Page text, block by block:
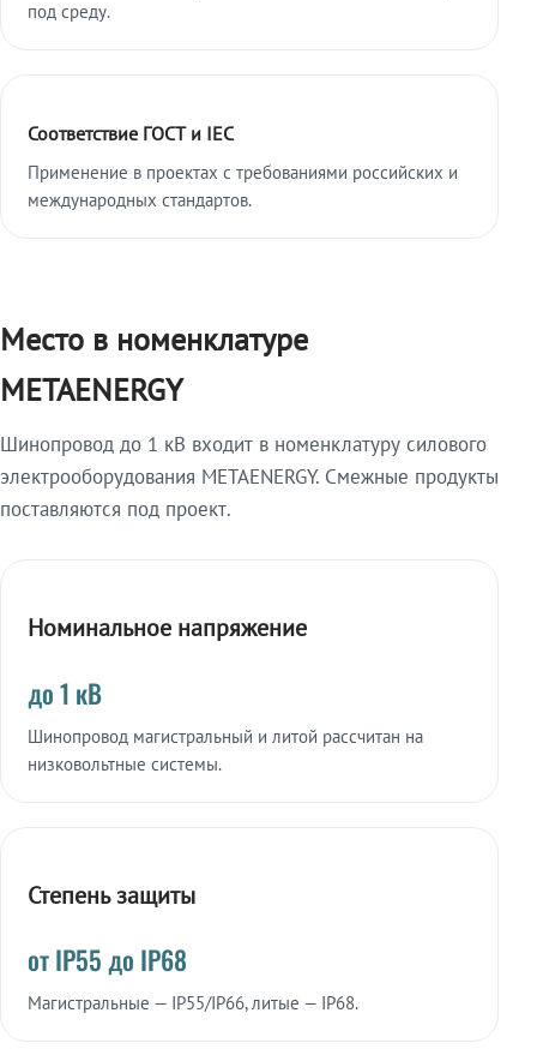
под среду.
Соответствие ГОСТ и IEC
Применение в проектах с требованиями российских и
международных стандартов.
Место в номенклатуре
METAENERGY
Шинопровод до 1 кВ входит в номенклатуру силового
электрооборудования METAENERGY. Смежные продукты
поставляются под проект.
Номинальное напряжение
до 1 кВ
Шинопровод магистральный и литой рассчитан на
низковольтные системы.
Степень защиты
от IP55 до IP68
Магистральные — IP55/IP66, литые — IP68.